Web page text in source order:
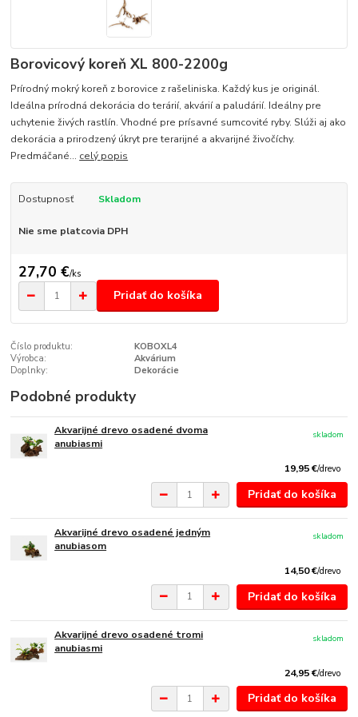
Borovicový koreň XL 800-2200g
Prírodný mokrý koreň z borovice z rašeliniska. Každý kus je originál.
Ideálna prírodná dekorácia do terárií, akvárií a paludárií. Ideálny pre
uchytenie živých rastlín. Vhodné pre prísavné sumcovité ryby. Slúži aj ako
dekorácia a prirodzený úkryt pre terarijné a akvarijné živočíchy.
Predmáčané... celý popis
Dostupnosť Skladom
Nie sme platcovia DPH
27,70 €/ks
Pridať do košíka
Číslo produktu:
KOBOXL4
Výrobca:
Akvárium
Doplnky:
Dekorácie
Podobné produkty
Akvarijné drevo osadené dvoma
anubiasmi
19,95 €/drevo
skladom
Pridať do košíka
Akvarijné drevo osadené jedným
anubiasom
14,50 €/drevo
skladom
Pridať do košíka
Akvarijné drevo osadené tromi
anubiasmi
24,95 €/drevo
skladom
Pridať do košíka